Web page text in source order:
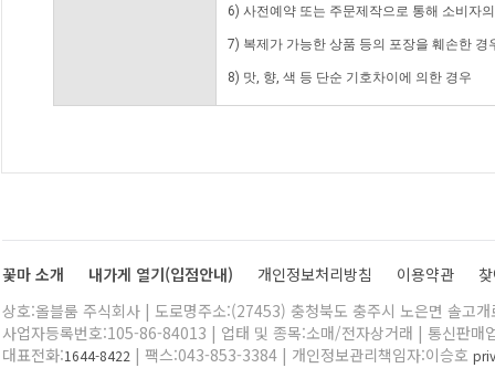
6) 사전예약 또는 주문제작으로 통해 소비자
7) 복제가 가능한 상품 등의 포장을 훼손한 경
8) 맛, 향, 색 등 단순 기호차이에 의한 경우
꽃마 소개 내가게 열기(입점안내) 개인정보처리방침 이용약관
상호:올블룸 주식회사 | 도로명주소:(27453) 충청북도 충주시 노은면 솔고
사업자등록번호:105-86-84013 | 업태 및 종목:소매/전자상거래 | 통신판매
대표전화:1644-8422 | 팩스:043-853-3384 | 개인정보관리책임자:이승호